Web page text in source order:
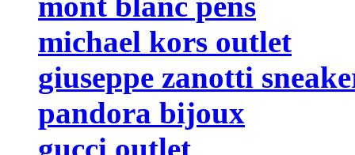
michael kors outlet
giuseppe zanotti
pandora bijoux
gucci outlet